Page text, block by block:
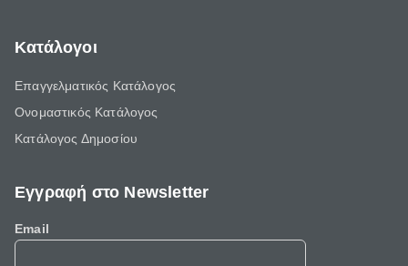
Κατάλογοι
Επαγγελματικός Κατάλογος
Ονομαστικός Κατάλογος
Κατάλογος Δημοσίου
Εγγραφή στο Newsletter
Email